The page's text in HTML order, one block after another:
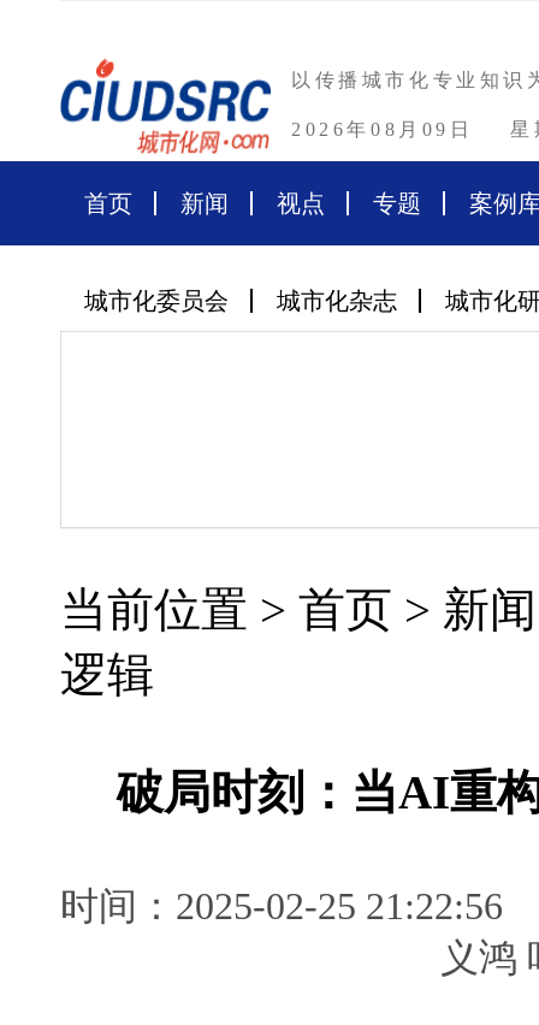
以传播城市化专业知识
2026年08月09日 星
首页 新闻 视点 专题 案例
城市化委员会 城市化杂志 城市化
当前位置 > 首页 > 新闻
逻辑
破局时刻：当AI重
时间：2025-02-25
义